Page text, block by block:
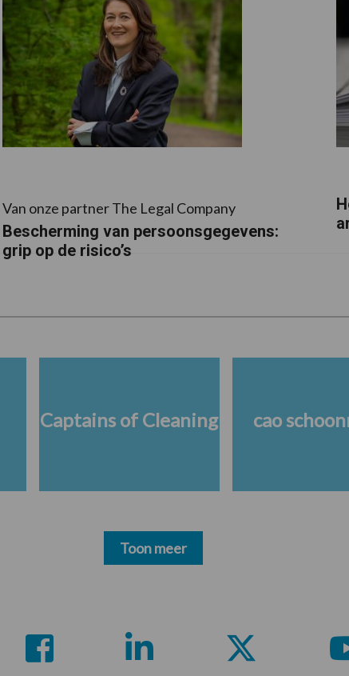
Van onze partner The Legal Company
Bescherming van persoonsgegevens:
grip op de risico’s
Captains of Cleaning cao
Toon meer